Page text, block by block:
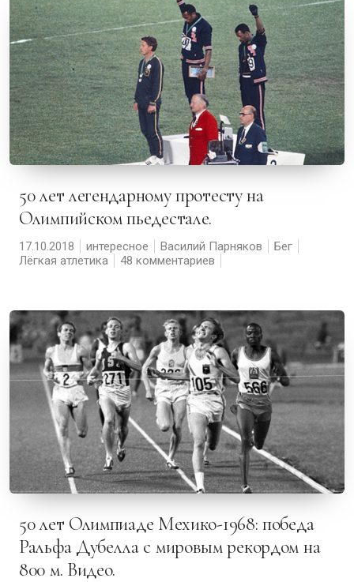
50 лет легендарному протесту на
Олимпийском пьедестале.
17.10.2018 интересное Василий Парняков
Бег
Лёгкая атлетика
48 комментариев
50 лет Олимпиаде Мехико-1968: победа
Ральфа Дубелла с мировым рекордом на
800 м. Видео.